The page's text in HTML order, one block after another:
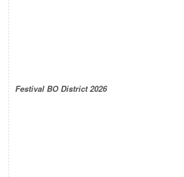
Festival BO District 2026